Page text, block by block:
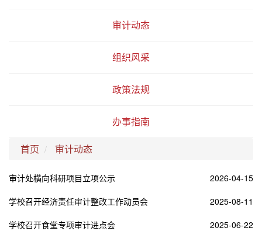
审计动态
组织风采
政策法规
办事指南
首页 审计动态
审计处横向科研项目立项公示
2026-04-15
学校召开经济责任审计整改工作动员会
2025-08-11
学校召开食堂专项审计进点会
2025-06-22